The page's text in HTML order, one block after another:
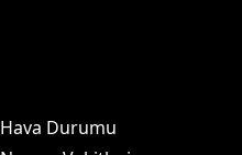
Hava Durumu